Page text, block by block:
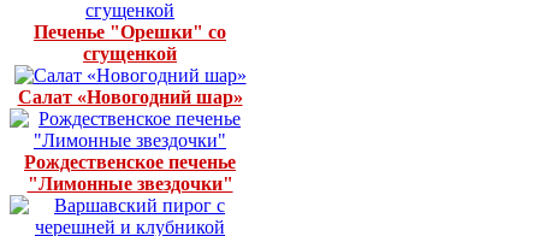
Печенье "Орешки" со
сгущенкой
Салат «Новогодний шар»
Рождественское печенье
"Лимонные звездочки"